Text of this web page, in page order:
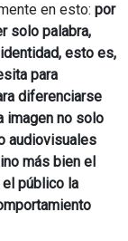
en esto: por
solo palabra,
esto es,
para
diferenciarse
imagen no solo
audiovisuales
más bien el
público la